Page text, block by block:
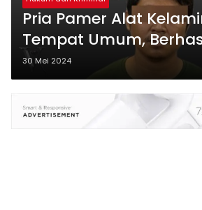
Pria Pamer Alat
Tempat Umum,
Polisi
30 Mei 2024